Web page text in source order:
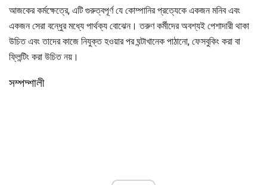
আজকের কর্মক্ষেত্রে, এটি গুরুত্বপূর্ণ যে কোম্পানির প্রত্যেকে একজন মনিব এবং
একজন সেরা বন্ধুের মধ্যে পার্থক্য বোঝেন। তরুণ কর্মীদের অবশ্যই পেশাদারী থাকা
উচিত এবং তাদের কাজে নিযুক্ত হওয়ার পর ঘন্টাখানেক পাঠানো, ফেসবুকিং করা বা
ফ্লিন্টিং করা উচিত নয়।
সম্পদ্শালী